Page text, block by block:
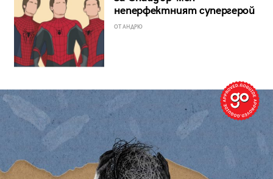
неперфектният супергерой
ОТ АНДРЮ